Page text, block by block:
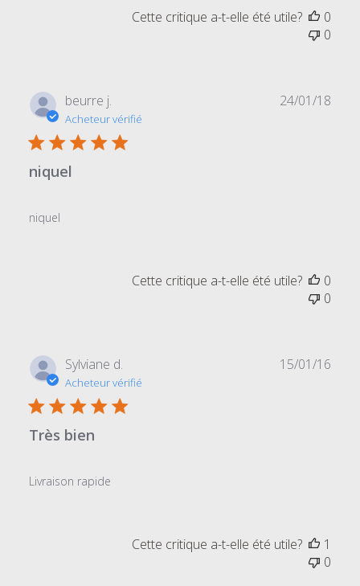
Cette critique a-t-elle été utile?
0
0
beurre j.
Acheteur vérifié
niquel
niquel
24/01/18
Cette critique a-t-elle été utile?
0
0
Sylviane d.
Acheteur vérifié
Très bien
Livraison rapide
15/01/16
Cette critique a-t-elle été utile?
1
0